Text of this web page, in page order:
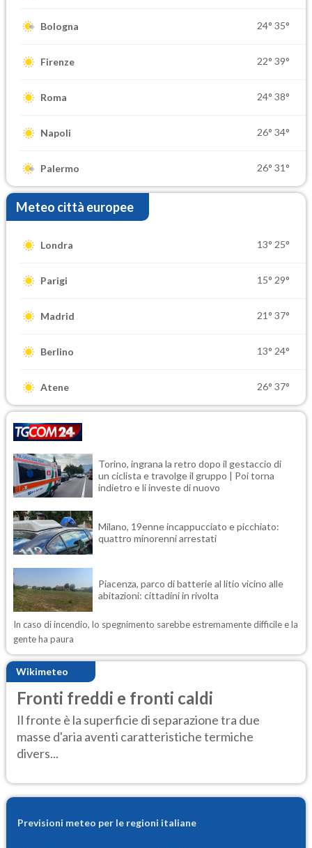
Bologna 24° 35°
Firenze 22° 39°
Roma 24° 38°
Napoli 26° 34°
Palermo 26° 31°
Meteo città europee
Londra 13° 25°
Parigi 15° 29°
Madrid 21° 37°
Berlino 13° 24°
Atene 26° 37°
Torino, ingrana la retro dopo il gestaccio di
un ciclista e travolge il gruppo | Poi torna
indietro e li investe di nuovo
Milano, 19enne incappucciato e picchiato:
quattro minorenni arrestati
Piacenza, parco di batterie al litio vicino alle
abitazioni: cittadini in rivolta
In caso di incendio, lo spegnimento sarebbe estremamente difficile e la
gente ha paura
Wikimeteo
Fronti freddi e fronti caldi
Il fronte è la superficie di separazione tra due
masse d'aria aventi caratteristiche termiche
divers...
Previsioni meteo per le regioni italiane